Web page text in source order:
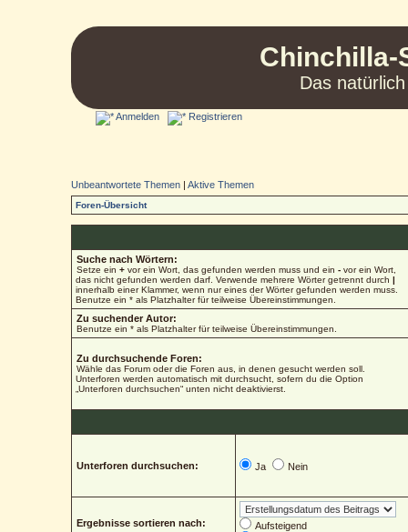
Chinchilla-
Das
Anmelden Registrieren
Unbeantwortete Themen |Aktive Themen
Foren-Übersicht
Suche nach Wörtern:
Setze ein+ vor ein Wort, das gefunden werden muss und ein- vor ein Wort,
das nicht gefunden werden darf. Verwende mehrere Wörter getrennt durch|
innerhalb einer Klammer, wenn nur eines der Wörter gefunden werden muss.
Benutze ein * als Platzhalter für teilweise Übereinstimmungen.
Zu suchender Autor:
Benutze ein * als Platzhalter für teilweise Übereinstimmungen.
Zu durchsuchende Foren:
Wähle das Forum oder die Foren aus, in denen gesucht werden soll.
Unterforen werden automatisch mit durchsucht, sofern du die Option
„Unterforen durchsuchen“ unten nicht deaktivierst.
Unterforen durchsuchen: Ja Nein
Ergebnisse sortieren nach:
Aufsteigend